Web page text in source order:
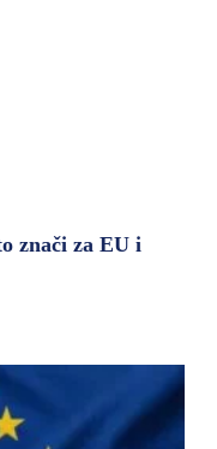
znači za EU i